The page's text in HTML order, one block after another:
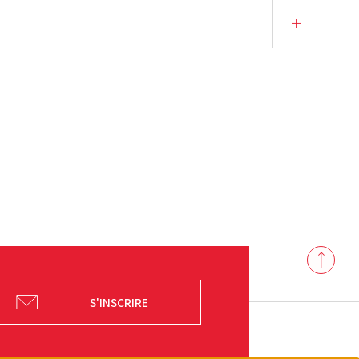
S'INSCRIRE
Back
to
top